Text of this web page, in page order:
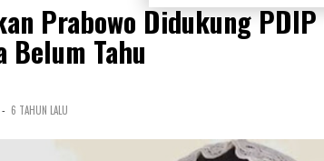
Prabowo Didukung
Belum Tahu
- 6 TAHUN LALU